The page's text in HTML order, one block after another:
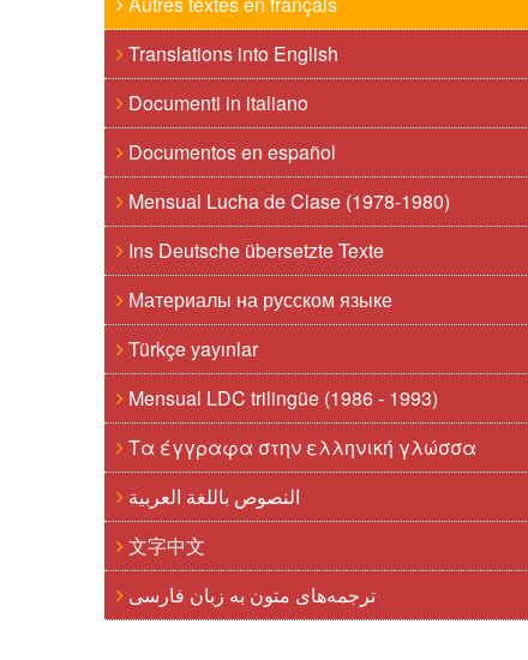
Translations into English
Documenti in italiano
Documentos en español
Mensual Lucha de Clase (1978-1980)
Ins Deutsche übersetzte Texte
Материалы на русском языке
Türkçe yayınlar
Mensual LDC trilingüe (1986 - 1993)
Τα έγγραφα στην ελληνική γλώσσα
النصوص باللغة العربية
文字中文
ترجمه‌های متون به زبان فارسی